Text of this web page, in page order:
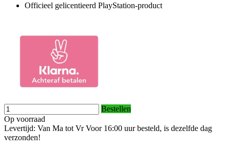
Officieel gelicentieerd PlayStation-product
Bestellen
Op voorraad
Levertijd: Van Ma tot Vr Voor 16:00 uur besteld, is dezelfde dag
verzonden!